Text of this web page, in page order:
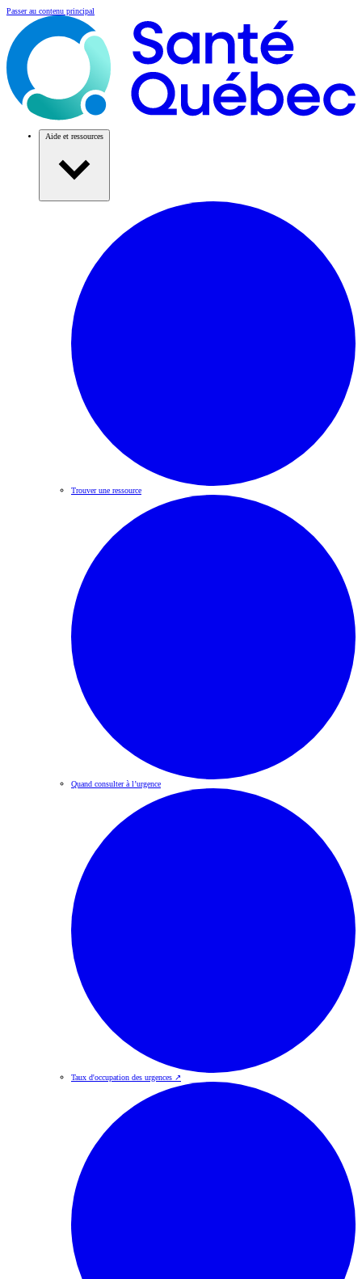
Passer au contenu principal
Aide et ressources
Trouver une ressource
Quand consulter à l’urgence
Taux d'occupation des urgences ↗